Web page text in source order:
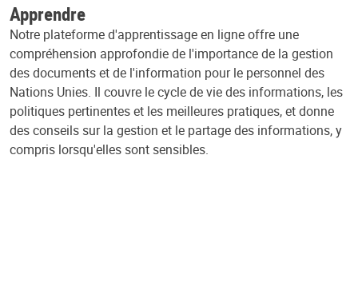
Apprendre
Notre plateforme d'apprentissage en ligne offre une
compréhension approfondie de l'importance de la gestion
des documents et de l'information pour le personnel des
Nations Unies. Il couvre le cycle de vie des informations, les
politiques pertinentes et les meilleures pratiques, et donne
des conseils sur la gestion et le partage des informations, y
compris lorsqu'elles sont sensibles.